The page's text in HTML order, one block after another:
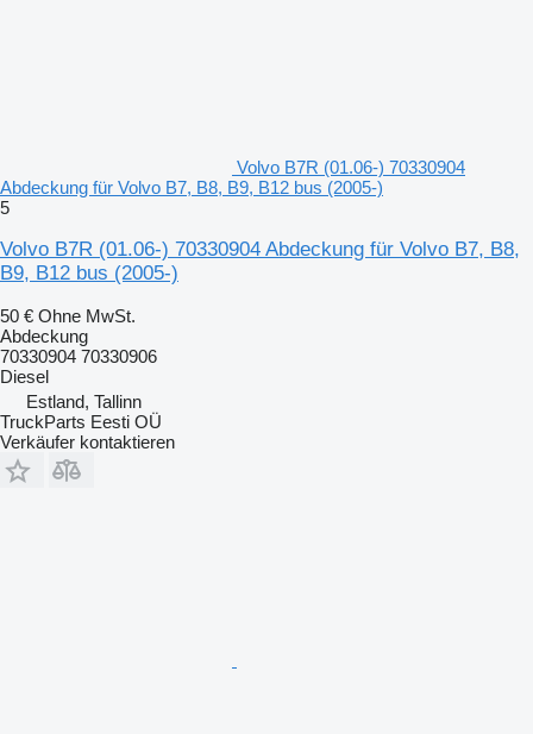
Volvo B7R (01.06-) 70330904
Abdeckung für Volvo B7, B8, B9, B12 bus (2005-)
5
Volvo B7R (01.06-) 70330904 Abdeckung für Volvo B7, B8,
B9, B12 bus (2005-)
50 € Ohne MwSt.
Abdeckung
70330904 70330906
Diesel
Estland, Tallinn
TruckParts Eesti OÜ
Verkäufer kontaktieren